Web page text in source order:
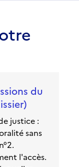
du
justice :
sans
l'accès.